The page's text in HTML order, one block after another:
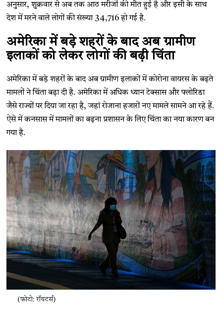
अनुसार, शुक्रवार से अब तक आठ मरीजों की मौत हुई है और इसी के साथ
देश में मरने वाले लोगों की संख्या 34,716 हो गई है.
अमेरिका में बड़े शहरों के बाद अब ग्रामीण
इलाकों को लेकर लोगों की बढ़ी चिंता
अमेरिका में बड़े शहरों के बाद अब ग्रामीण इलाकों में कोरोना वायरस के बढ़ते
मामलों ने चिंता बढ़ा दी है. अमेरिका में अधिक ध्यान टेक्सास और फ्लोरिडा
जैसे राज्यों पर दिया जा रहा है, जहां रोजाना हजारों नए मामले सामने आ रहे हैं.
ऐसे में कनसास में मामलों का बढ़ना प्रशासन के लिए चिंता का नया कारण बन
गया है.
(फोटो: रॉयटर्स)